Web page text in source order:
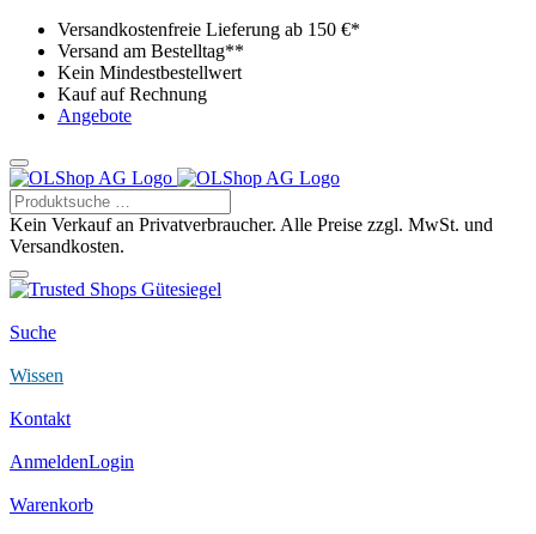
Versandkostenfreie Lieferung ab 150 €*
Versand am Bestelltag**
Kein Mindestbestellwert
Kauf auf Rechnung
Angebote
Kein Verkauf an Privatverbraucher. Alle Preise zzgl. MwSt. und
Versandkosten.
Suche
Wissen
Kontakt
AnmeldenLogin
Warenkorb